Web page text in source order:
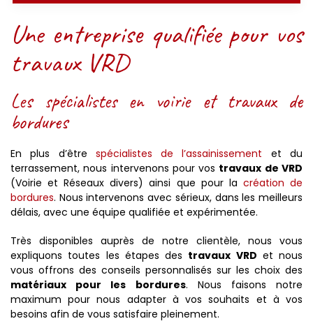
Une entreprise qualifiée pour vos
travaux VRD
Les spécialistes en voirie et travaux de
bordures
En plus d’être spécialistes de l’assainissement et du
terrassement, nous intervenons pour vos travaux de VRD
(Voirie et Réseaux divers) ainsi que pour la création de
bordures. Nous intervenons avec sérieux, dans les meilleurs
délais, avec une équipe qualifiée et expérimentée.
Très disponibles auprès de notre clientèle, nous vous
expliquons toutes les étapes des travaux VRD et nous
vous offrons des conseils personnalisés sur les choix des
matériaux pour les bordures. Nous faisons notre
maximum pour nous adapter à vos souhaits et à vos
besoins afin de vous satisfaire pleinement.